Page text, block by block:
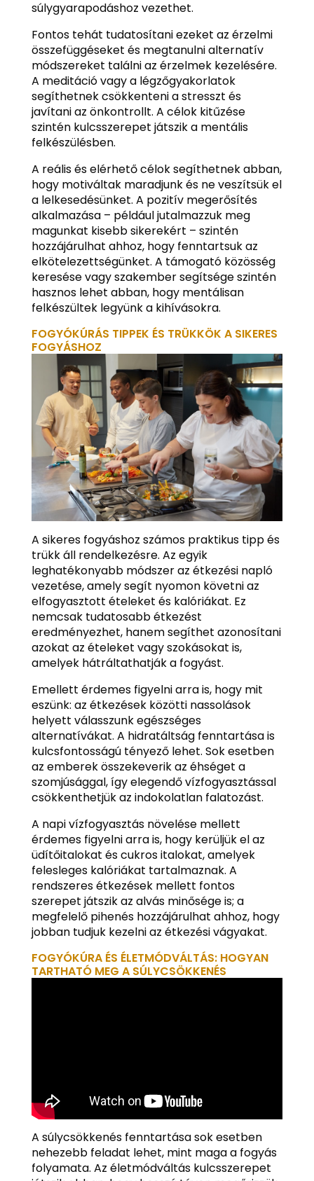
súlygyarapodáshoz vezethet.
Fontos tehát tudatosítani ezeket az érzelmi
összefüggéseket és megtanulni alternatív
módszereket találni az érzelmek kezelésére.
A meditáció vagy a légzőgyakorlatok
segíthetnek csökkenteni a stresszt és
javítani az önkontrollt. A célok kitűzése
szintén kulcsszerepet játszik a mentális
felkészülésben.
A reális és elérhető célok segíthetnek abban,
hogy motiváltak maradjunk és ne veszítsük el
a lelkesedésünket. A pozitív megerősítés
alkalmazása – például jutalmazzuk meg
magunkat kisebb sikerekért – szintén
hozzájárulhat ahhoz, hogy fenntartsuk az
elkötelezettségünket. A támogató közösség
keresése vagy szakember segítsége szintén
hasznos lehet abban, hogy mentálisan
felkészültek legyünk a kihívásokra.
FOGYÓKÚRÁS TIPPEK ÉS TRÜKKÖK A SIKERES
FOGYÁSHOZ
A sikeres fogyáshoz számos praktikus tipp és
trükk áll rendelkezésre. Az egyik
leghatékonyabb módszer az étkezési napló
vezetése, amely segít nyomon követni az
elfogyasztott ételeket és kalóriákat. Ez
nemcsak tudatosabb étkezést
eredményezhet, hanem segíthet azonosítani
azokat az ételeket vagy szokásokat is,
amelyek hátráltathatják a fogyást.
Emellett érdemes figyelni arra is, hogy mit
eszünk: az étkezések közötti nassolások
helyett válasszunk egészséges
alternatívákat. A hidratáltság fenntartása is
kulcsfontosságú tényező lehet. Sok esetben
az emberek összekeverik az éhséget a
szomjúsággal, így elegendő vízfogyasztással
csökkenthetjük az indokolatlan falatozást.
A napi vízfogyasztás növelése mellett
érdemes figyelni arra is, hogy kerüljük el az
üdítőitalokat és cukros italokat, amelyek
felesleges kalóriákat tartalmaznak. A
rendszeres étkezések mellett fontos
szerepet játszik az alvás minősége is; a
megfelelő pihenés hozzájárulhat ahhoz, hogy
jobban tudjuk kezelni az étkezési vágyakat.
FOGYÓKÚRA ÉS ÉLETMÓDVÁLTÁS: HOGYAN
TARTHATÓ MEG A SÚLYCSÖKKENÉS
A súlycsökkenés fenntartása sok esetben
nehezebb feladat lehet, mint maga a fogyás
folyamata. Az életmódváltás kulcsszerepet